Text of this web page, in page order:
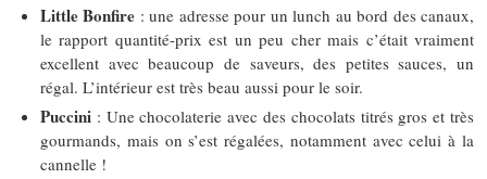
Little Bonfire : une adresse pour un lunch au bord des canaux,
le rapport quantité-prix est un peu cher mais c’était vraiment
excellent avec beaucoup de saveurs, des petites sauces, un
régal. L’intérieur est très beau aussi pour le soir.
Puccini : Une chocolaterie avec des chocolats titrés gros et très
gourmands, mais on s’est régalées, notamment avec celui à la
cannelle !